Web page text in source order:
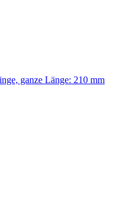
ganze Länge: 210 mm